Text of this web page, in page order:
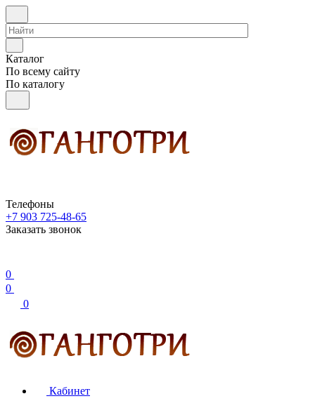
Каталог
По всему сайту
По каталогу
Телефоны
+7 903 725-48-65
Заказать звонок
0
0
0
Кабинет